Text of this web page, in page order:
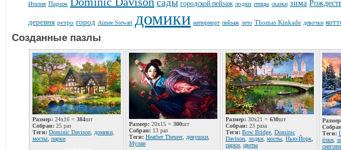
Италия Париж сады городской пейзаж лодки птицы сказки зима
деревня ретро город Aimee Stewart домики натюрморт пейзаж лето Thomas Kinkade девочки
Созданные пазлы
Размер: 24x16 = 384шт
Собран: 25 раз
Теги: Dominic Davison домики
мосты парки
Размер: 20x15 = 300шт
Собран: 13 раз
Теги: Heather Theurer, девушки
Мулан
Размер: 30x21 = 630шт
Собран: 23 раза
Теги: Bow Bridge Dominic
Davison
лодки мосты Нью-Йорк
парки цветы
Теги:
ёлки